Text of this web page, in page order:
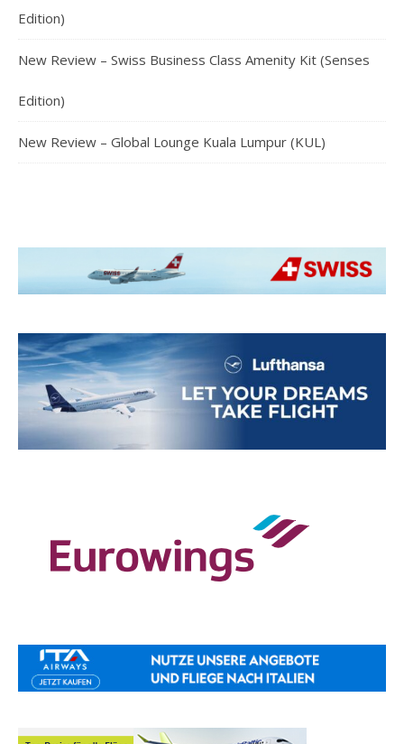
Edition)
New Review – Swiss Business Class Amenity Kit (Senses
Edition)
New Review – Global Lounge Kuala Lumpur (KUL)